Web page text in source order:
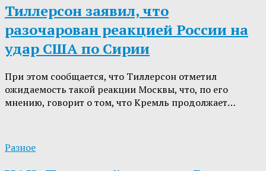
Тиллерсон заявил, что
разочарован реакцией России на
удар США по Сирии
При этом сообщается, что Тиллерсон отметил
ожидаемость такой реакции Москвы, что, по его
мнению, говорит о том, что Кремль продолжает…
Разное